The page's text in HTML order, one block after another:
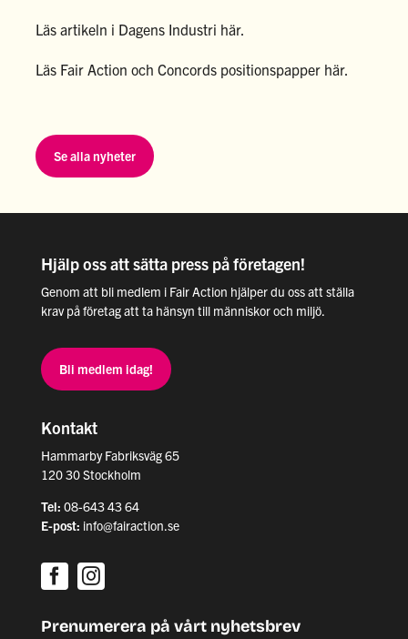
Läs artikeln i Dagens Industri här.
Läs Fair Action och Concords positionspapper här.
Se alla nyheter
Hjälp oss att sätta press på företagen!
Genom att bli medlem i Fair Action hjälper du oss att ställa
krav på företag att ta hänsyn till människor och miljö.
Bli medlem idag!
Kontakt
Hammarby Fabriksväg 65
120 30 Stockholm
Tel: 08-643 43 64
E-post: info@fairaction.se
Prenumerera på vårt nyhetsbrev